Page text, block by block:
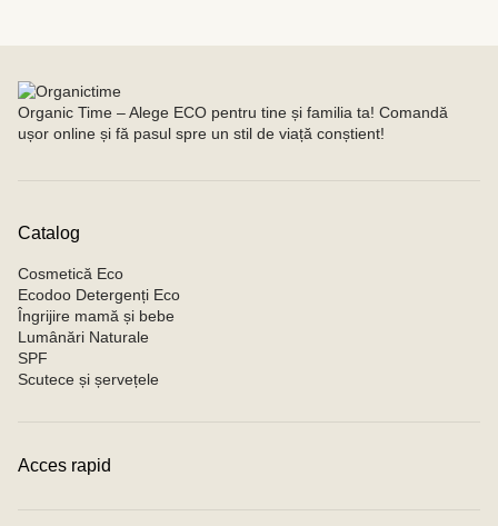
Organic Time – Alege ECO pentru tine și familia ta! Comandă
ușor online și fă pasul spre un stil de viață conștient!
Catalog
Cosmetică Eco
Ecodoo Detergenți Eco
Îngrijire mamă și bebe
Lumânări Naturale
SPF
Scutece și șervețele
Acces rapid